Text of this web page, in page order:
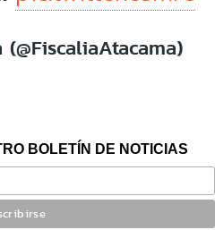
BOLETÍN DE NOTICIAS